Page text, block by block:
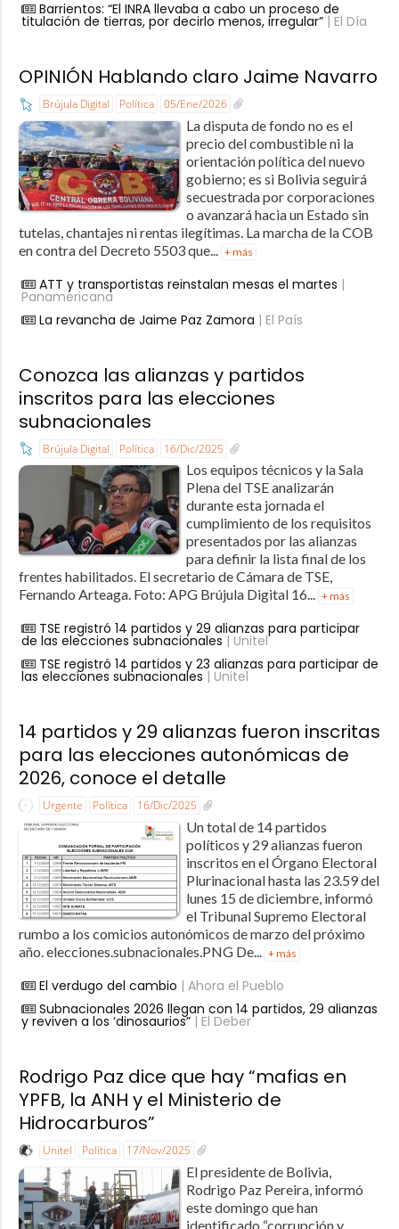
Barrientos: “El INRA llevaba a cabo un proceso de
titulación de tierras, por decirlo menos, irregular”| El Día
OPINIÓN Hablando claro Jaime Navarro
Brújula Digital Política 05/Ene/2026
La disputa de fondo no es el
precio del combustible ni la
orientación política del nuevo
gobierno; es si Bolivia seguirá
secuestrada por corporaciones
o avanzará hacia un Estado sin
tutelas, chantajes ni rentas ilegítimas. La marcha de la COB
en contra del Decreto 5503 que...
+ más
ATT y transportistas reinstalan mesas el martes |
Panamericana
La revancha de Jaime Paz Zamora | El País
Conozca las alianzas y partidos
inscritos para las elecciones
subnacionales
Brújula Digital Política 16/Dic/2025
Los equipos técnicos y la Sala
Plena del TSE analizarán
durante esta jornada el
cumplimiento de los requisitos
presentados por las alianzas
para definir la lista final de los
frentes habilitados. El secretario de Cámara de TSE,
Fernando Arteaga. Foto: APG Brújula Digital 16... + más
TSE registró 14 partidos y 29 alianzas para participar
de las elecciones subnacionales | Unitel
TSE registró 14 partidos y 23 alianzas para participar de
las elecciones subnacionales | Unitel
14 partidos y 29 alianzas fueron inscritas
para las elecciones autonómicas de
2026, conoce el detalle
Urgente Política 16/Dic/2025
Un total de 14 partidos
políticos y 29 alianzas fueron
inscritos en el Órgano Electoral
Plurinacional hasta las 23.59 del
lunes 15 de diciembre, informó
el Tribunal Supremo Electoral
rumbo a los comicios autonómicos de marzo del próximo
año. elecciones.subnacionales.PNG De... + más
El verdugo del cambio | Ahora el Pueblo
Subnacionales 2026 llegan con 14 partidos, 29 alianzas
y reviven a los ‘dinosaurios”| El Deber
Rodrigo Paz dice que hay “mafias en
YPFB, la ANH y el Ministerio de
Hidrocarburos”
Unitel Política 17/Nov/2025
El presidente de Bolivia,
Rodrigo Paz Pereira, informó
este domingo que han
identificado “corrupción y